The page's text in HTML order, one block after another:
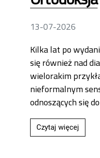
13-07-2026
Kilka lat po
się również nad
wielorakim
nieformalnym
odnoszących się
Czytaj więcej